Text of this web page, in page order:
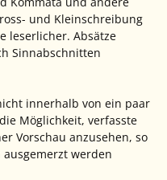
und Kleinschreibung
leserlicher. Absätze
Sinnabschnitten
innerhalb von ein paar
Möglichkeit, verfasste
Vorschau anzusehen, so
werden